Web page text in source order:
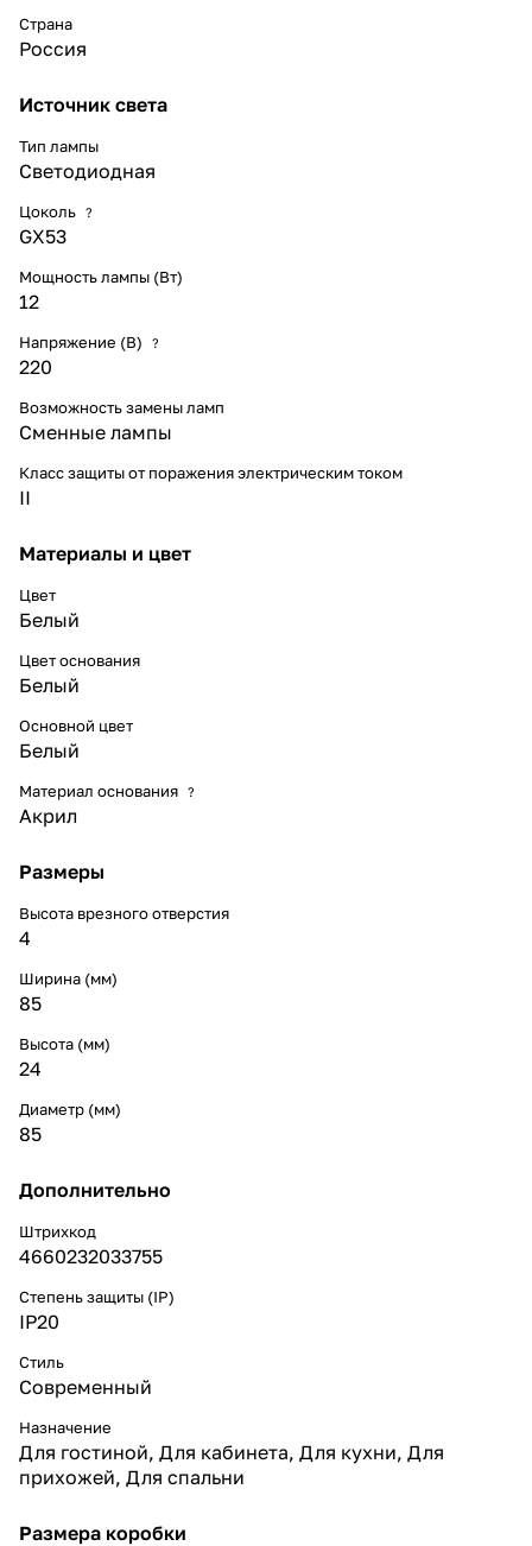
Страна
Россия
Источник света
Тип лампы
Светодиодная
Цоколь ?
GX53
Мощность лампы (Вт)
12
Напряжение (В) ?
220
Возможность замены ламп
Сменные лампы
Класс защиты от поражения электрическим током
II
Материалы и цвет
Цвет
Белый
Цвет основания
Белый
Основной цвет
Белый
Материал основания ?
Акрил
Размеры
Высота врезного отверстия
4
Ширина (мм)
85
Высота (мм)
24
Диаметр (мм)
85
Дополнительно
Штрихкод
4660232033755
Степень защиты (IP)
IP20
Стиль
Cовременный
Назначение
Для гостиной, Для кабинета, Для кухни, Для
прихожей, Для спальни
Размера коробки